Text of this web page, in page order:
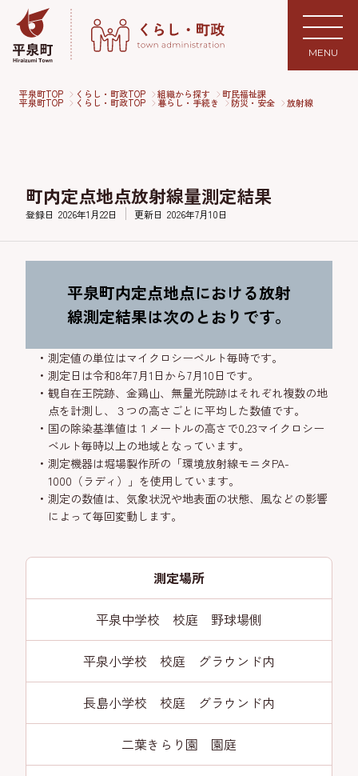
MENU
平泉町TOP くらし・町政TOP 組織から探す 町民福祉課
平泉町TOP くらし・町政TOP 暮らし・手続き 防災・安全 放射線
町内定点地点放射線量測定結果
登録日 2026年1月22日 更新日 2026年7月10日
平泉町内定点地点における放射
線測定結果は次のとおりです。
測定値の単位はマイクロシーベルト毎時です。
測定日は令和8年7月1日から7月10日です。
観自在王院跡、金鶏山、無量光院跡はそれぞれ複数の地
点を計測し、３つの高さごとに平均した数値です。
国の除染基準値は１メートルの高さで0.23マイクロシー
ベルト毎時以上の地域となっています。
測定機器は堀場製作所の「環境放射線モニタPA-
1000（ラディ）」を使用しています。
測定の数値は、気象状況や地表面の状態、風などの影響
によって毎回変動します。
測定場所
平泉中学校 校庭 野球場側
平泉小学校 校庭 グラウンド内
長島小学校 校庭 グラウンド内
二葉きらり園 園庭